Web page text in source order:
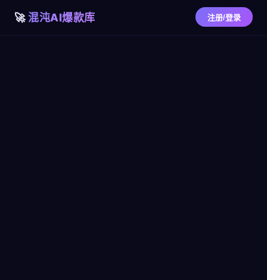
混沌AI爆款库 注册/登录